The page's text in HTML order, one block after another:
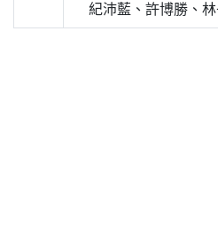
紀沛藍、許博勝、